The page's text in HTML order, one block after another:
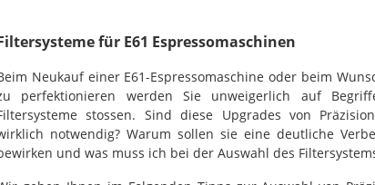
für E61 Espressomaschinen
Neukauf einer E61-Espressomaschine oder beim
perfektionieren werden Sie unweigerlich auf
stossen. Sind diese Upgrades von
notwendig? Warum sollen sie eine deutliche
und was muss ich bei der Auswahl des